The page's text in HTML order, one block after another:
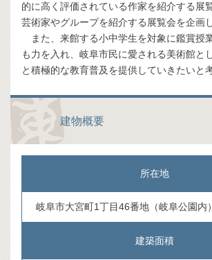
的に高く評価されている作家を紹介する展
芸術家やグループを紹介する展覧会を企画
また、来館する小中学生を対象に鑑賞授
も力を入れ、岐阜市民に愛される美術館と
と積極的な教育普及を提供していきたいと
建物概要
所在地
岐阜市大宮町1丁目46番地（岐阜公園内）
建築面積